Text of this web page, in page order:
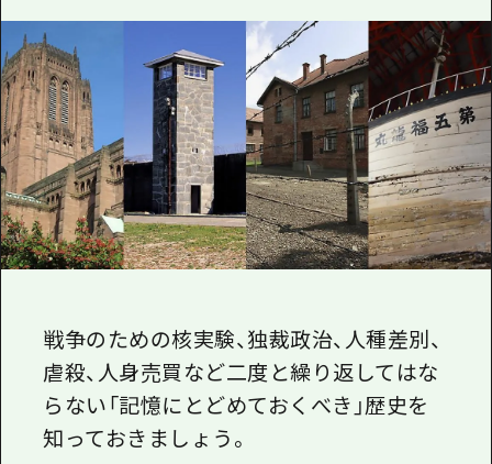
自然
1泊2日
2泊3日
HIROSHIMA FREE Wi-Fi
観光案内所
広島県を訪れる外国人旅行者向け情報一
ボランティアガイド
ユニバーサルツーリズム
ガイドブック
よくあるご質問
メディア掲載情報
フォトダウンロード
戦争のための核実験、独裁政治、人種差別、
虐殺、人身売買など二度と繰り返してはな
らない「記憶にとどめておくべき」歴史を
知っておきましょう。